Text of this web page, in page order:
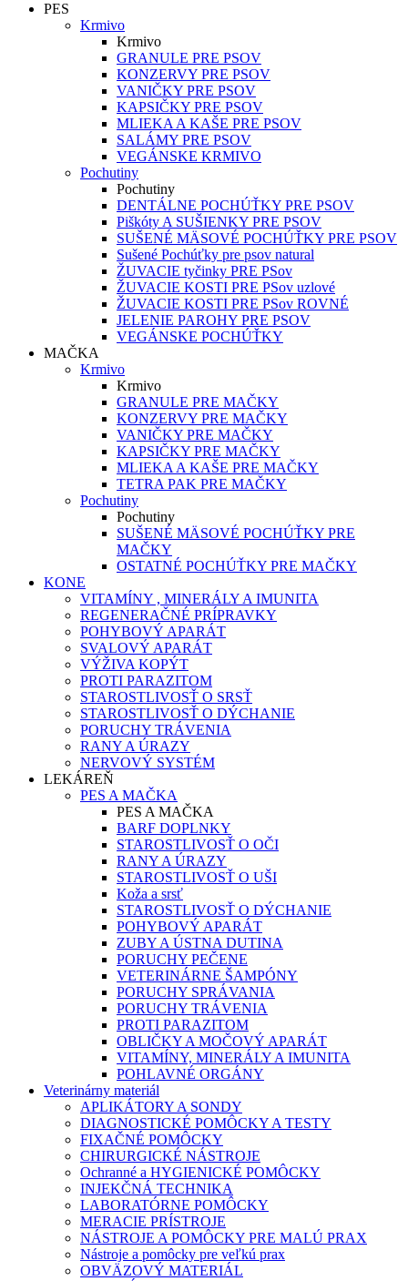
PES
Krmivo
Krmivo
GRANULE PRE PSOV
KONZERVY PRE PSOV
VANIČKY PRE PSOV
KAPSIČKY PRE PSOV
MLIEKA A KAŠE PRE PSOV
SALÁMY PRE PSOV
VEGÁNSKE KRMIVO
Pochutiny
Pochutiny
DENTÁLNE POCHÚŤKY PRE PSOV
Piškóty A SUŠIENKY PRE PSOV
SUŠENÉ MÄSOVÉ POCHÚŤKY PRE PSOV
Sušené Pochúťky pre psov natural
ŽUVACIE tyčinky PRE PSov
ŽUVACIE KOSTI PRE PSov uzlové
ŽUVACIE KOSTI PRE PSov ROVNÉ
JELENIE PAROHY PRE PSOV
VEGÁNSKE POCHÚŤKY
MAČKA
Krmivo
Krmivo
GRANULE PRE MAČKY
KONZERVY PRE MAČKY
VANIČKY PRE MAČKY
KAPSIČKY PRE MAČKY
MLIEKA A KAŠE PRE MAČKY
TETRA PAK PRE MAČKY
Pochutiny
Pochutiny
SUŠENÉ MÄSOVÉ POCHÚŤKY PRE
MAČKY
OSTATNÉ POCHÚŤKY PRE MAČKY
KONE
VITAMÍNY , MINERÁLY A IMUNITA
REGENERAČNÉ PRÍPRAVKY
POHYBOVÝ APARÁT
SVALOVÝ APARÁT
VÝŽIVA KOPÝT
PROTI PARAZITOM
STAROSTLIVOSŤ O SRSŤ
STAROSTLIVOSŤ O DÝCHANIE
PORUCHY TRÁVENIA
RANY A ÚRAZY
NERVOVÝ SYSTÉM
LEKÁREŇ
PES A MAČKA
PES A MAČKA
BARF DOPLNKY
STAROSTLIVOSŤ O OČI
RANY A ÚRAZY
STAROSTLIVOSŤ O UŠI
Koža a srsť
STAROSTLIVOSŤ O DÝCHANIE
POHYBOVÝ APARÁT
ZUBY A ÚSTNA DUTINA
PORUCHY PEČENE
VETERINÁRNE ŠAMPÓNY
PORUCHY SPRÁVANIA
PORUCHY TRÁVENIA
PROTI PARAZITOM
OBLIČKY A MOČOVÝ APARÁT
VITAMÍNY, MINERÁLY A IMUNITA
POHLAVNÉ ORGÁNY
Veterinárny materiál
APLIKÁTORY A SONDY
DIAGNOSTICKÉ POMÔCKY A TESTY
FIXAČNÉ POMÔCKY
CHIRURGICKÉ NÁSTROJE
Ochranné a HYGIENICKÉ POMÔCKY
INJEKČNÁ TECHNIKA
LABORATÓRNE POMÔCKY
MERACIE PRÍSTROJE
NÁSTROJE A POMÔCKY PRE MALÚ PRAX
Nástroje a pomôcky pre veľkú prax
OBVÄZOVÝ MATERIÁL